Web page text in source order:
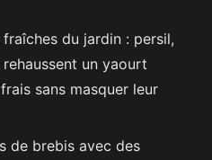
du jardin : persil,
un yaourt
sans masquer leur
de brebis avec des